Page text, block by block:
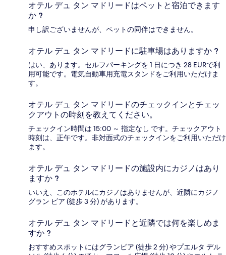
オテル デュ タン マドリードはペットと宿泊できます
か ?
申し訳ございませんが、ペットの同伴はできません。
オテル デュ タン マドリードに駐車場はありますか ?
はい、あります。セルフパーキングを 1 日につき 28 EURで利
用可能です。電気自動車用充電スタンドをご利用いただけま
す。
オテル デュ タン マドリードのチェックインとチェッ
クアウトの時刻を教えてください。
チェックイン時間は 15:00 ～ 指定なし です。チェックアウト
時刻は、正午です。非対面式のチェックインをご利用いただけ
ます。
オテル デュ タン マドリードの施設内にカジノはあり
ますか ?
いいえ、このホテルにカジノはありませんが、近隣にカジノ
グラン ビア (徒歩 3 分) があります。
オテル デュ タン マドリードと近隣では何を楽しめま
すか ?
おすすめスポットにはグランビア (徒歩 2 分) やプエルタ デル